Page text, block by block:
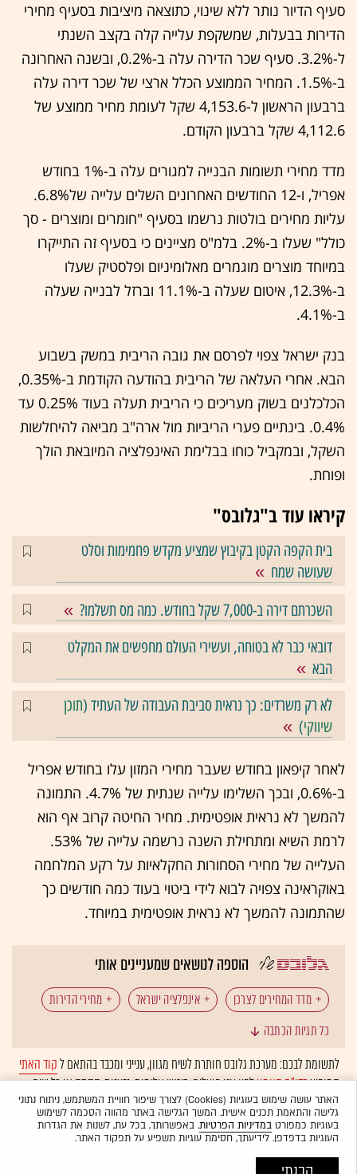
סעיף הדיור נותר ללא שינוי, כתוצאה מיציבות בסעיף מחירי
הדירות בבעלות, שמשקפת עלייה קלה בקצב השנתי
ל-3.2%. סעיף שכר הדירה עלה ב-0.2%, ובשנה האחרונה
ב-1.5%. המחיר הממוצע הכלל ארצי של שכר דירה עלה
ברבעון הראשון ל-4,153.6 שקל לעומת מחיר ממוצע של
4,112.6 שקל ברבעון הקודם.
מדד מחירי תשומות הבנייה למגורים עלה ב-1% בחודש
אפריל, ו-12 החודשים האחרונים השלים עלייה של6.8%.
עליות מחירים בולטות נרשמו בסעיף "חומרים ומוצרים - סך
כולל" שעלו ב-2%. בלמ"ס מציינים כי בסעיף זה התייקרו
במיוחד מוצרים מוגמרים מאלומיניום ופלסטיק שעלו
ב-12.3%, איטום שעלה ב-11.1% וברזל לבנייה שעלה
ב-4.1%.
בנק ישראל צפוי לפרסם את גובה הריבית במשק בשבוע
הבא. אחרי העלאה של הריבית בהודעה הקודמת ב-0.35%,
הכלכלנים בשוק מעריכים כי הריבית תעלה בעוד 0.25% עד
0.4%. בינתיים פערי הריביות מול ארה"ב מביאה להיחלשות
השקל, ובמקביל כוחו בבלימת האינפלציה המיובאת הולך
ופוחת.
קיראו עוד ב"גלובס"
בית הקפה הקטן בקיבוץ שמציע מקדש פחמימות וסלט
שעושה שמח
השכרתם דירה ב-7,000 שקל בחודש. כמה מס תשלמו?
דובאי כבר לא בטוחה, ועשירי העולם מחפשים את המקלט
הבא
לא רק משרדים: כך נראית סביבת העבודה של העתיד (תוכן
שיווקי)
לאחר קיפאון בחודש שעבר מחירי המזון עלו בחודש אפריל
ב-0.6%, ובכך השלימו עלייה שנתית של 4.7%. התמונה
להמשך לא נראית אופטימית. מחיר החיטה קרוב אף הוא
לרמת השיא ומתחילת השנה נרשמה עלייה של 53%.
העלייה של מחירי הסחורות החקלאיות על רקע המלחמה
באוקראינה צפויה לבוא לידי ביטוי בעוד כמה חודשים כך
שהתמונה להמשך לא נראית אופטימית במיוחד.
הוספה לנושאים שמעניינים אותי
מדד המחירים לצרכן אינפלציה ישראל מחירי הדירות
כל תגיות הכתבה
לתשומת לבכם: מערכת גלובס חותרת לשיח מגוון, ענייני ומכבד בהתאם לקוד האתי
המופיעבדו"ח האמוןלפיו אנו פועלים. ביטויי אלימות, גזענות, הסתה או כל שיח
בלתי הולם אחר מסוננים בצורהאוטומטיתולא יפורסמו באתר.
האתר עושה שימוש בעוגיות (Cookies) לצורך שיפור חוויית המשתמש, ניתוח נתוני
גלישה והתאמת תכנים אישית. המשך הגלישה באתר מהווה הסכמה לשימוש
בעוגיות כמפורטבמדיניות הפרטיות. באפשרותך, בכל עת, לשנות את הגדרות
העוגיות בדפדפן. לידיעתך, חסימת עוגיות תשפיע על תפקוד האתר.